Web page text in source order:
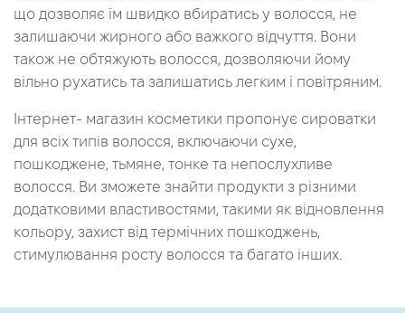
що дозволяє їм швидко вбиратись у волосся, не
залишаючи жирного або важкого відчуття. Вони
також не обтяжують волосся, дозволяючи йому
вільно рухатись та залишатись легким і повітряним.
Інтернет- магазин косметики пропонує сироватки
для всіх типів волосся, включаючи сухе,
пошкоджене, тьмяне, тонке та непослухливе
волосся. Ви зможете знайти продукти з різними
додатковими властивостями, такими як відновлення
кольору, захист від термічних пошкоджень,
стимулювання росту волосся та багато інших.